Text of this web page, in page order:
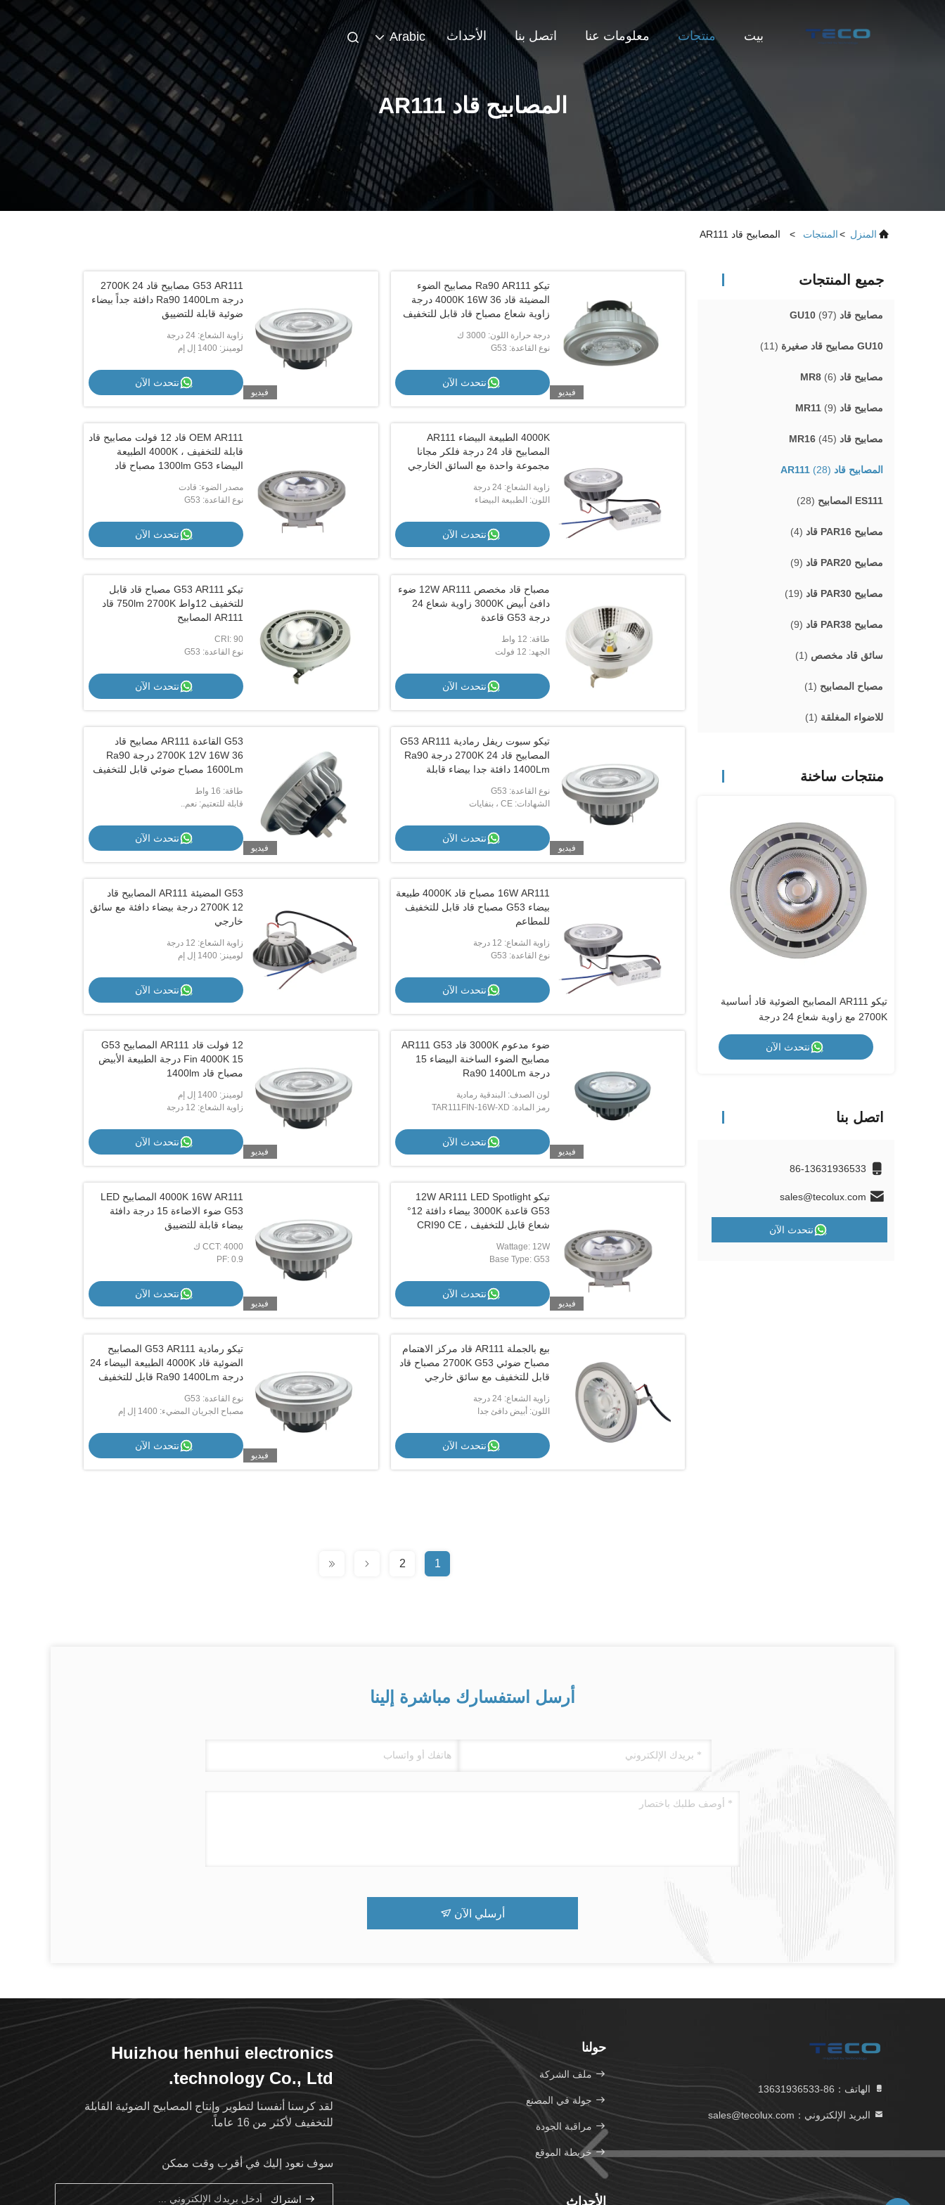
بيت منتجات معلومات عنا اتصل بنا الأحداث Arabic
المصابيح قاد AR111
المنزل >المنتجات > المصابيح قاد AR111
جميع المنتجات
مصابيح قاد GU10 (97)
GU10 مصابيح قاد صغيرة (11)
مصابيح قاد MR8 (6)
مصابيح قاد MR11 (9)
مصابيح قاد MR16 (45)
المصابيح قاد AR111 (28)
ES111 المصابيح (28)
مصابيح PAR16 قاد (4)
مصابيح PAR20 قاد (9)
مصابيح PAR30 قاد (19)
مصابيح PAR38 قاد (9)
سائق قاد مخصص (1)
مصباح المصابيح (1)
للاضواء المغلقة (1)
منتجات ساخنة
تيكو AR111 المصابيح الضوئية قاد أساسية
2700K مع زاوية شعاع 24 درجة
نتحدث الآن
G53 المضيئة AR111 المصابيح قاد 3000K
أبيض دافئ مع سائق خارجي
فيديو
1600Lm بيضاء دافئ ضئيل G53 لمبة
نتحدث الآن
تيكو AR111 المصابيح الضوئية قاد أساسية
2700K مع زاوية شعاع 24 درجة
نتحدث الآن
أبيض دافئ مع سائق
اتصل بنا
86-13631936533
sales@tecolux.com
نتحدث الآن
فيديو
تيكو Ra90 AR111 مصابيح الضوء
المضيئة قاد 4000K 16W 36 درجة
زاوية شعاع مصباح قاد قابل للتخفيف
درجة حرارة اللون: 3000 ك
نوع القاعدة: G53
نتحدث الآن
فيديو
G53 AR111 مصابيح قاد 2700K 24
درجة Ra90 1400Lm دافئة جداً بيضاء
ضوئية قابلة للتضييق
زاوية الشعاع: 24 درجة
لومينز: 1400 إل إم
نتحدث الآن
4000K الطبيعة البيضاء AR111
المصابيح قاد 24 درجة فلكر مجانا
مجموعة واحدة مع السائق الخارجي
زاوية الشعاع: 24 درجة
اللون: الطبيعة البيضاء
نتحدث الآن
OEM AR111 قاد 12 فولت مصابيح قاد
قابلة للتخفيف ، 4000K الطبيعة
البيضاء 1300lm G53 مصباح قاد
مصدر الضوء: قادت
نوع القاعدة: G53
نتحدث الآن
مصباح قاد مخصص 12W AR111 ضوء
دافئ أبيض 3000K زاوية شعاع 24
درجة G53 قاعدة
طاقة: 12 واط
الجهد: 12 فولت
نتحدث الآن
تيكو G53 AR111 مصباح قاد قابل
للتخفيف 12واط 750lm 2700K قاد
AR111 المصابيح
CRI: 90
نوع القاعدة: G53
نتحدث الآن
فيديو
تيكو سبوت ريفل رمادية G53 AR111
المصابيح قاد 2700K 24 درجة Ra90
1400Lm دافئة جدا بيضاء قابلة
نوع القاعدة: G53
الشهادات: CE ، بنفايات
نتحدث الآن
فيديو
G53 القاعدة AR111 مصابيح قاد
2700K 12V 16W 36 درجة Ra90
1600Lm مصباح ضوئي قابل للتخفيف
طاقة: 16 واط
قابلة للتعتيم: نعم..
نتحدث الآن
16W AR111 مصباح قاد 4000K طبيعة
بيضاء G53 مصباح قاد قابل للتخفيف
للمطاعم
زاوية الشعاع: 12 درجة
نوع القاعدة: G53
نتحدث الآن
G53 المضيئة AR111 المصابيح قاد
2700K 12 درجة بيضاء دافئة مع سائق
خارجي
زاوية الشعاع: 12 درجة
لومينز: 1400 إل إم
نتحدث الآن
فيديو
ضوء مدعوم 3000K قاد AR111 G53
مصابيح الضوء الساخنة البيضاء 15
درجة Ra90 1400Lm
لون الصدف: البندقية رمادية
رمز المادة: TAR111FIN-16W-XD
نتحدث الآن
فيديو
12 فولت قاد AR111 المصابيح G53
Fin 4000K 15 درجة الطبيعة الأبيض
مصباح قاد 1400lm
لومينز: 1400 إل إم
زاوية الشعاع: 12 درجة
نتحدث الآن
فيديو
تيكو 12W AR111 LED Spotlight
G53 قاعدة 3000K بيضاء دافئة 12°
شعاع قابل للتخفيف ، CRI90 CE
Wattage: 12W
Base Type: G53
نتحدث الآن
فيديو
4000K 16W AR111 المصابيح LED
G53 ضوء الاضاءة 15 درجة دافئة
بيضاء قابلة للتضييق
CCT: 4000 ك
PF: 0.9
نتحدث الآن
بيع بالجملة AR111 قاد مركز الاهتمام
مصباح ضوئي 2700K G53 مصباح قاد
قابل للتخفيف مع سائق خارجي
زاوية الشعاع: 24 درجة
اللون: أبيض دافئ جدا
نتحدث الآن
فيديو
تيكو رمادية G53 AR111 المصابيح
الضوئية قاد 4000K الطبيعة البيضاء 24
درجة Ra90 1400Lm قابل للتخفيف
نوع القاعدة: G53
مصباح الجريان المضيء: 1400 إل إم
نتحدث الآن
1
2
أرسل استفسارك مباشرة إلينا
أرسلي الآن
الهاتف：86-13631936533
البريد الإلكتروني：sales@tecolux.com
حولنا
ملف الشركة
جولة في المصنع
مراقبة الجودة
خريطة الموقع
الأحداث
Huizhou henhui electronics
technology Co., Ltd.
لقد كرسنا أنفسنا لتطوير وإنتاج المصابيح الضوئية القابلة
للتخفيف لأكثر من 16 عاماً.
سوف نعود إليك في أقرب وقت ممكن
اشتراك